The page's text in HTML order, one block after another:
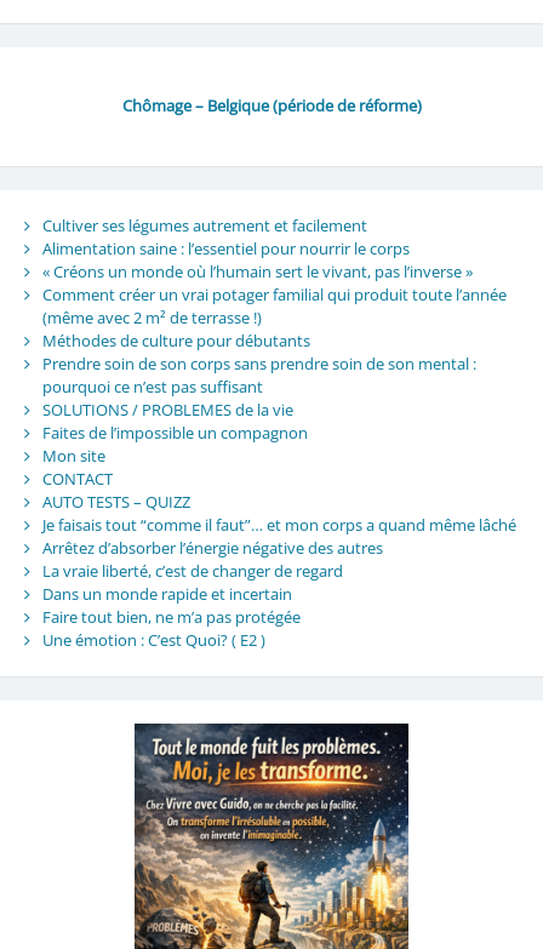
Chômage – Belgique (période de réforme)
Cultiver ses légumes autrement et facilement
Alimentation saine : l’essentiel pour nourrir le corps
« Créons un monde où l’humain sert le vivant, pas l’inverse »
Comment créer un vrai potager familial qui produit toute l’année
(même avec 2 m² de terrasse !)
Méthodes de culture pour débutants
Prendre soin de son corps sans prendre soin de son mental :
pourquoi ce n’est pas suffisant
SOLUTIONS / PROBLEMES de la vie
Faites de l’impossible un compagnon
Mon site
CONTACT
AUTO TESTS – QUIZZ
Je faisais tout “comme il faut”… et mon corps a quand même lâché
Arrêtez d’absorber l’énergie négative des autres
La vraie liberté, c’est de changer de regard
Dans un monde rapide et incertain
Faire tout bien, ne m’a pas protégée
Une émotion : C’est Quoi? ( E2 )